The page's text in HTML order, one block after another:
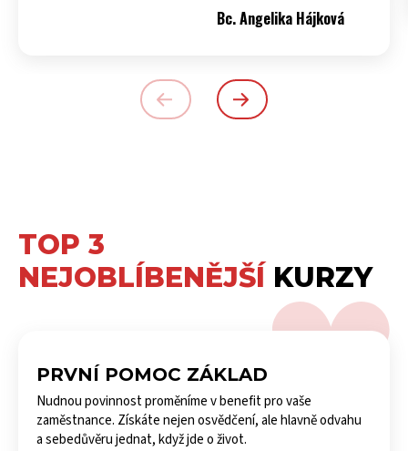
Bc. Angelika Hájková
TOP 3
NEJOBLÍBENĚJŠÍ KURZY
PRVNÍ POMOC ZÁKLAD
Nudnou povinnost proměníme v benefit pro vaše
zaměstnance. Získáte nejen osvědčení, ale hlavně odvahu
a sebedůvěru jednat, když jde o život.